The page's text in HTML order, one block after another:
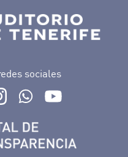
sociales
de Tenerife en Facebook
de Auditorio de Tenerife en
Ir a perfil de Auditorio de
Ir al Boletín Whatsapp